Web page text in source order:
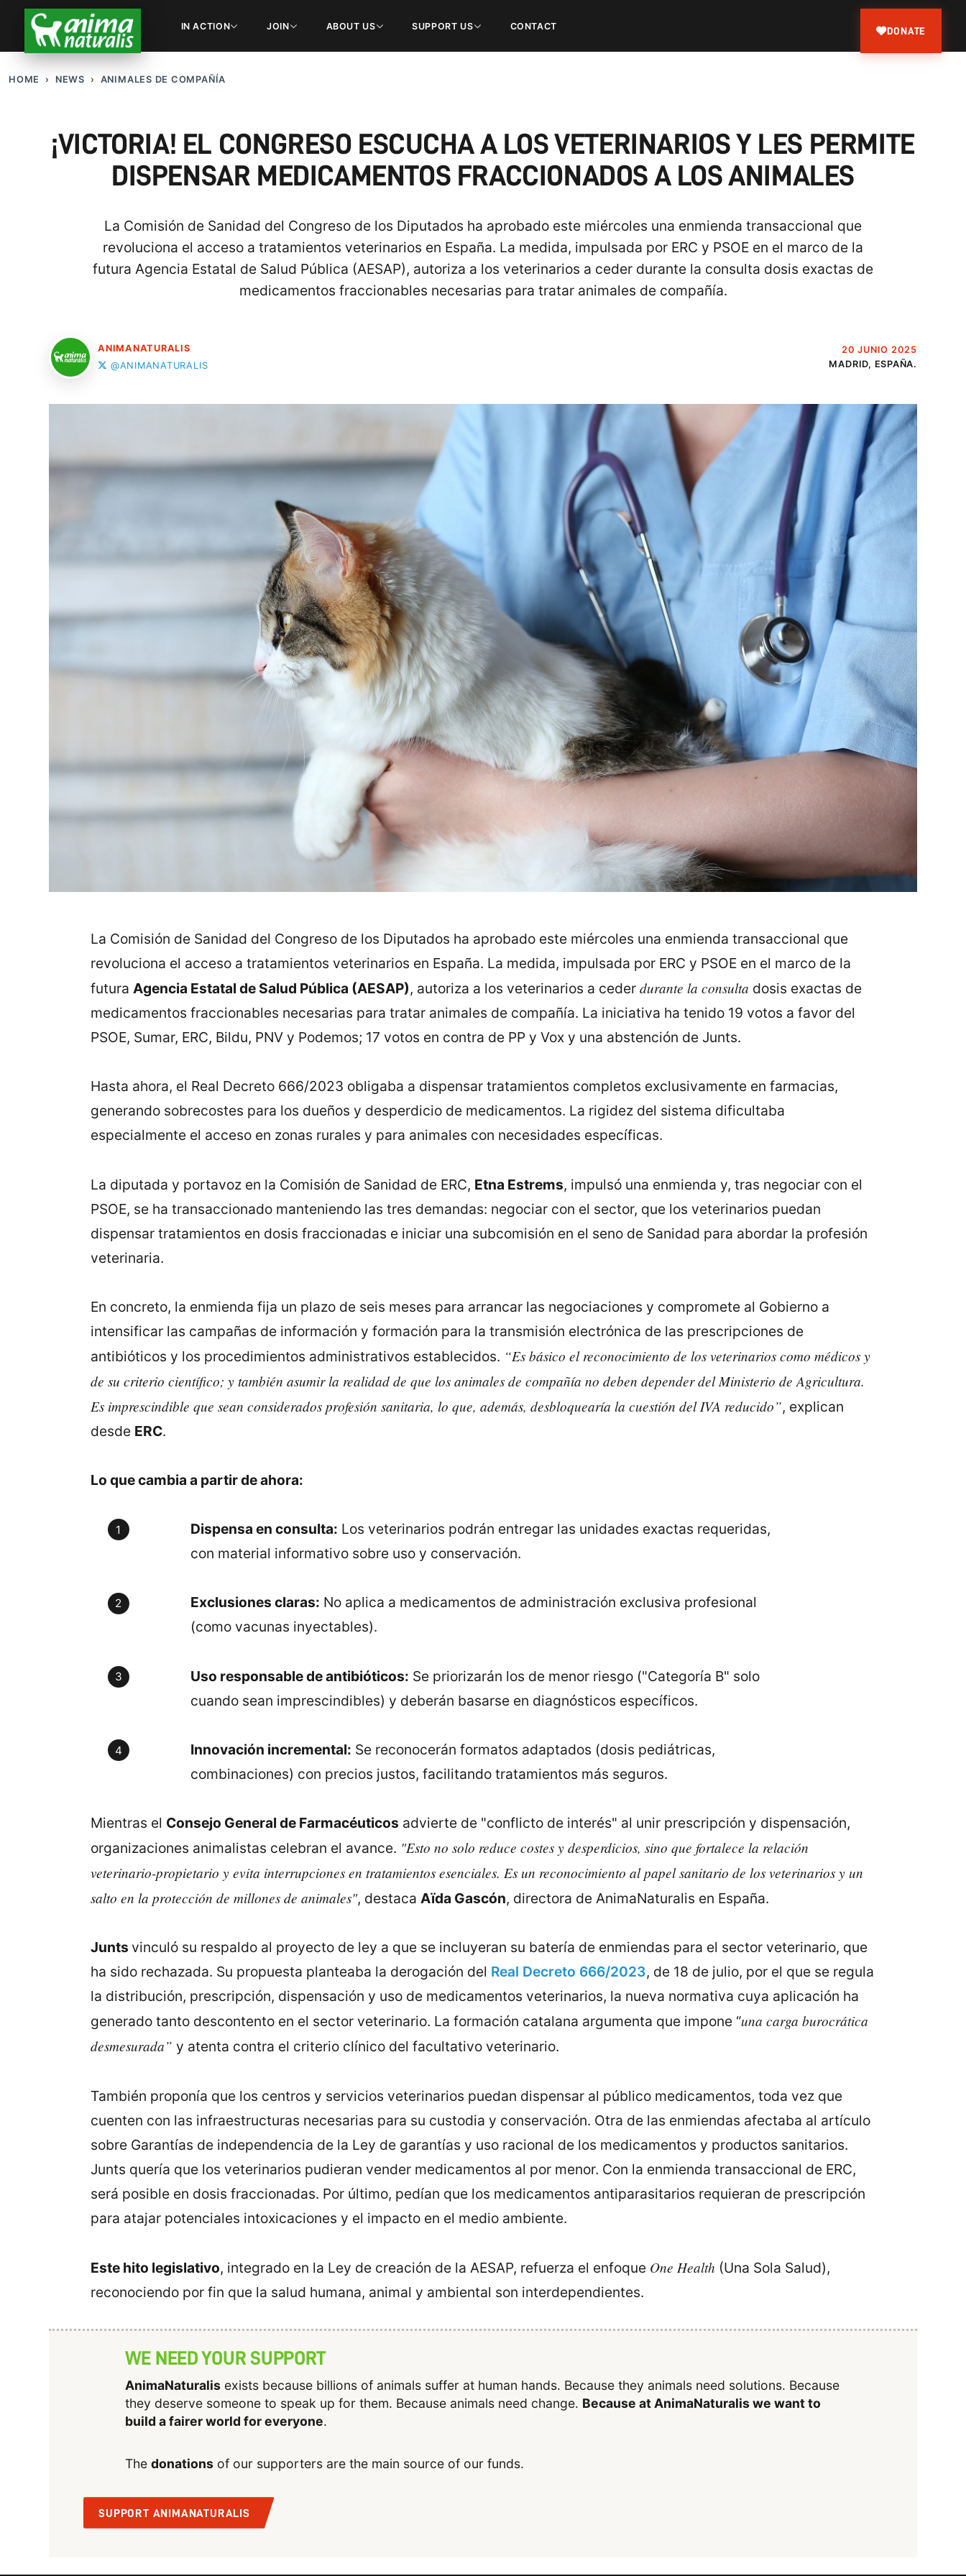
IN ACTION JOIN ABOUT US SUPPORT US CONTACT DONATE
HOME NEWS ANIMALES DE COMPAÑÍA
¡VICTORIA! EL CONGRESO ESCUCHA A LOS VETERINARIOS Y LES PERMITE
DISPENSAR MEDICAMENTOS FRACCIONADOS A LOS ANIMALES
La Comisión de Sanidad del Congreso de los Diputados ha aprobado este miércoles una enmienda transaccional que
revoluciona el acceso a tratamientos veterinarios en España. La medida, impulsada por ERC y PSOE en el marco de la
futura Agencia Estatal de Salud Pública (AESAP), autoriza a los veterinarios a ceder durante la consulta dosis exactas de
medicamentos fraccionables necesarias para tratar animales de compañía.
ANIMANATURALIS
@ANIMANATURALIS
20 JUNIO 2025
MADRID, ESPAÑA.
La Comisión de Sanidad del Congreso de los Diputados ha aprobado este miércoles una enmienda transaccional que
revoluciona el acceso a tratamientos veterinarios en España. La medida, impulsada por ERC y PSOE en el marco de la
futura Agencia Estatal de Salud Pública (AESAP), autoriza a los veterinarios a ceder durante la consulta dosis exactas de
medicamentos fraccionables necesarias para tratar animales de compañía. La iniciativa ha tenido 19 votos a favor del
PSOE, Sumar, ERC, Bildu, PNV y Podemos; 17 votos en contra de PP y Vox y una abstención de Junts.
Hasta ahora, el Real Decreto 666/2023 obligaba a dispensar tratamientos completos exclusivamente en farmacias,
generando sobrecostes para los dueños y desperdicio de medicamentos. La rigidez del sistema dificultaba
especialmente el acceso en zonas rurales y para animales con necesidades específicas.
La diputada y portavoz en la Comisión de Sanidad de ERC, Etna Estrems, impulsó una enmienda y, tras negociar con el
PSOE, se ha transaccionado manteniendo las tres demandas: negociar con el sector, que los veterinarios puedan
dispensar tratamientos en dosis fraccionadas e iniciar una subcomisión en el seno de Sanidad para abordar la profesión
veterinaria.
En concreto, la enmienda fija un plazo de seis meses para arrancar las negociaciones y compromete al Gobierno a
intensificar las campañas de información y formación para la transmisión electrónica de las prescripciones de
antibióticos y los procedimientos administrativos establecidos. “Es básico el reconocimiento de los veterinarios como médicos y
de su criterio científico; y también asumir la realidad de que los animales de compañía no deben depender del Ministerio de Agricultura.
Es imprescindible que sean considerados profesión sanitaria, lo que, además, desbloquearía la cuestión del IVA reducido”, explican
desde ERC.
Lo que cambia a partir de ahora:
Dispensa en consulta: Los veterinarios podrán entregar las unidades exactas requeridas,
con material informativo sobre uso y conservación.
Exclusiones claras: No aplica a medicamentos de administración exclusiva profesional
(como vacunas inyectables).
Uso responsable de antibióticos: Se priorizarán los de menor riesgo ("Categoría B" solo
cuando sean imprescindibles) y deberán basarse en diagnósticos específicos.
Innovación incremental: Se reconocerán formatos adaptados (dosis pediátricas,
combinaciones) con precios justos, facilitando tratamientos más seguros.
Mientras el Consejo General de Farmacéuticos advierte de "conflicto de interés" al unir prescripción y dispensación,
organizaciones animalistas celebran el avance. "Esto no solo reduce costes y desperdicios, sino que fortalece la relación
veterinario-propietario y evita interrupciones en tratamientos esenciales. Es un reconocimiento al papel sanitario de los veterinarios y un
salto en la protección de millones de animales", destaca Aïda Gascón, directora de AnimaNaturalis en España.
Junts vinculó su respaldo al proyecto de ley a que se incluyeran su batería de enmiendas para el sector veterinario, que
ha sido rechazada. Su propuesta planteaba la derogación del Real Decreto 666/2023, de 18 de julio, por el que se regula
la distribución, prescripción, dispensación y uso de medicamentos veterinarios, la nueva normativa cuya aplicación ha
generado tanto descontento en el sector veterinario. La formación catalana argumenta que impone “una carga burocrática
desmesurada” y atenta contra el criterio clínico del facultativo veterinario.
También proponía que los centros y servicios veterinarios puedan dispensar al público medicamentos, toda vez que
cuenten con las infraestructuras necesarias para su custodia y conservación. Otra de las enmiendas afectaba al artículo
sobre Garantías de independencia de la Ley de garantías y uso racional de los medicamentos y productos sanitarios.
Junts quería que los veterinarios pudieran vender medicamentos al por menor. Con la enmienda transaccional de ERC,
será posible en dosis fraccionadas. Por último, pedían que los medicamentos antiparasitarios requieran de prescripción
para atajar potenciales intoxicaciones y el impacto en el medio ambiente.
Este hito legislativo, integrado en la Ley de creación de la AESAP, refuerza el enfoque One Health (Una Sola Salud),
reconociendo por fin que la salud humana, animal y ambiental son interdependientes.
WE NEED YOUR SUPPORT
AnimaNaturalisexists because billions of animals suffer at human hands. Because they animals need solutions. Because
they deserve someone to speak up for them. Because animals need change. Because at AnimaNaturalis we want to
build a fairer world for everyone.
The donationsof our supporters are the main source of our funds.
SUPPORT ANIMANATURALIS